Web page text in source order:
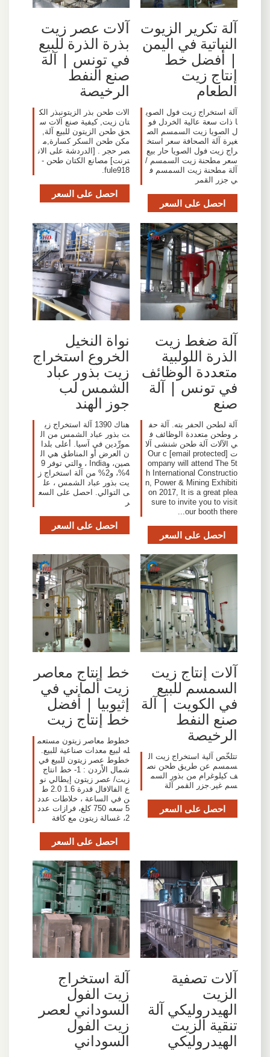
آلة تكرير الزيوت
النباتية في اليمن
| أفضل خط
إنتاج زيت
الطعام
آلة استخراج زيت فول الصوي
ا ذات سعة عالية الخردل فو
ل الصويا زيت السمسم الص
غيرة آلة الصحافة سعر استخ
راج زيت فول الصويا حار بيع
سعر مطحنة زيت السمسم /
آلة مطحنة زيت السمسم ف
ي جزر القمر
احصل على السعر
آلات عصر زيت
بذرة الذرة للبيع
في تونس | آلة
صنع النفط
الرخيصة
الات طحن بذر الزيتونبذر الك
تان زيت, كيفية صنع آلات س
حق طحن الزيتون للبيع آلة,
مكن طحن السكر كسارة,م
صر حجر . [الدردشة على الان
ترنت] مصانع الكتان طحن -
fule918.
احصل على السعر
آلة ضغط زيت
الذرة اللولبية
متعددة الوظائف
في تونس | آلة
صنع
آلة لطحن الحفر بته. آلة حف
ر وطحن متعددة الوظائف ف
ي الآلات آلة طحن شنشى آلا
ت [email protected] Our c
ompany will attend The 5t
h International Constructio
n, Power & Mining Exhibiti
on 2017, It is a great plea
sure to invite you to visit
our booth there...
احصل على السعر
نواة النخيل
الخروع استخراج
زيت بذور عباد
الشمس لب
جوز الهند
هناك 1390 آلة استخراج زي
ت بذور عباد الشمس من ال
مورِّدين في آسيا. أعلى بلدا
ن العرض أو المناطق هي ال
صين، وIndia ، والتي توفر 9
4%، و2% من آلة استخراج ز
يت بذور عباد الشمس ، عل
ى التوالي. احصل على السع
ر
احصل على السعر
آلات إنتاج زيت
السمسم للبيع
في الكويت | آلة
صنع النفط
الرخيصة
تتلخّص آلية استخراج زيت ال
سمسم عن طريق طحن نص
ف كيلوغرام من بذور السم
سم غير.جزر القمر آلة
احصل على السعر
خط إنتاج معاصر
زيت ألماني في
إثيوبيا | أفضل
خط إنتاج زيت
خطوط معاصر زيتون مستعم
له لبيع معدات صناعية للبيع.
خطوط عصر زيتون للبيع في
شمال الاْردن : 1- خط انتاج
زيت/ عصر زيتون إيطالي نو
ع الفالافال قدرة 1.6 2.0 ط
ن في الساعة ، خلاطات عدد
5 سعه 750 كلغ، فرازات عدد
2، غسالة زيتون مع كافة
احصل على السعر
آلات تصفية
الزيت
الهيدروليكي آلة
تنقية الزيت
الهيدروليكي
آلة استخراج
زيت الفول
السوداني لعصر
زيت الفول
السوداني